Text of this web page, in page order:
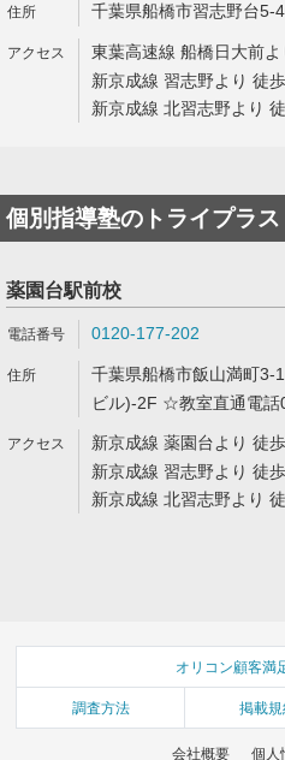
千葉県船橋市習志野台5-
東葉高速線 船橋日大前
新京成線 習志野より 徒
新京成線 北習志野より
個別指導塾のトライプラス
薬園台駅前校
0120-177-202
千葉県船橋市飯山満町3-
ビル)-2F ☆教室直通電話
新京成線 薬園台より 徒
新京成線 習志野より 徒
新京成線 北習志野より
オリコン顧客満
調査方法 掲載
会社概要 個人